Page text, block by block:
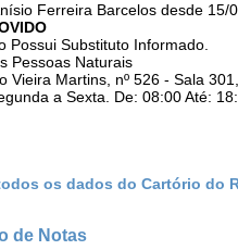
Ferreira Barcelos desde 15/
Possui Substituto Informado.
Pessoas Naturais
Vieira Martins, nº 526 - Sala
a Sexta. De: 08:00 Até:
os dados do Cartório
de Notas